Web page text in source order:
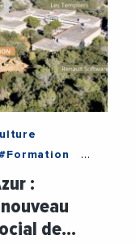
:
de…